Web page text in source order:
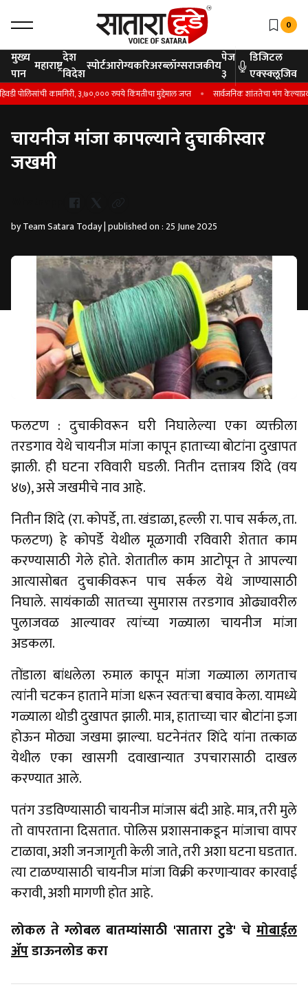
0
मुख्य
पान महाराष्ट्रदेश
विदेशस्पोर्टआरोग्यकरिअरब्लॉग्सराजकीयपेज
३
डिजिटल
एक्स्क्लूजिव
पोलिसांची कामगिरी, ३,७०,००० रुपये किंमतीचा मुद्देमाल जप्त सार्वजनिक शांततेचा भंग
चायनीज मांजा कापल्याने दुचाकीस्वार
जखमी
by Team Satara Today | published on : 25 June 2025
फलटण : दुचाकीवरून घरी निघालेल्या एका व्यक्तीला
तरडगाव येथे चायनीज मांजा कापून हाताच्या बोटांना दुखापत
झाली. ही घटना रविवारी घडली. नितीन दत्तात्रय शिंदे (वय
४७), असे जखमीचे नाव आहे.
नितीन शिंदे (रा. कोपर्डे, ता. खंडाळा, हल्ली रा. पाच सर्कल, ता.
फलटण) हे कोपर्डे येथील मूळगावी रविवारी शेतात काम
करण्यासाठी गेले होते. शेतातील काम आटोपून ते आपल्या
आत्यासोबत दुचाकीवरून पाच सर्कल येथे जाण्यासाठी
निघाले. सायंकाळी सातच्या सुमारास तरडगाव ओढ्यावरील
पुलाजवळ आल्यावर त्यांच्या गळ्याला चायनीज मांजा
अडकला.
तोंडाला बांधलेला रुमाल कापून मांजा गळ्याला लागताच
त्यांनी चटकन हाताने मांजा धरून स्वतःचा बचाव केला. यामध्ये
गळ्याला थोडी दुखापत झाली. मात्र, हाताच्या चार बोटांना इजा
होऊन मोठ्या जखमा झाल्या. घटनेनंतर शिंदे यांना तत्काळ
येथील एका खासगी दवाखान्यात उपचारासाठी दाखल
करण्यात आले.
पतंग उडविण्यासाठी चायनीज मांजास बंदी आहे. मात्र, तरी मुले
तो वापरताना दिसतात. पोलिस प्रशासनाकडून मांजाचा वापर
टाळावा, अशी जनजागृती केली जाते, तरी अशा घटना घडतात.
त्या टाळण्यासाठी चायनीज मांजा विक्री करणाऱ्यावर कारवाई
करावी, अशी मागणी होत आहे.
लोकल ते ग्लोबल बातम्यांसाठी 'सातारा टुडे' चे मोबाईल
ॲपडाऊनलोड करा